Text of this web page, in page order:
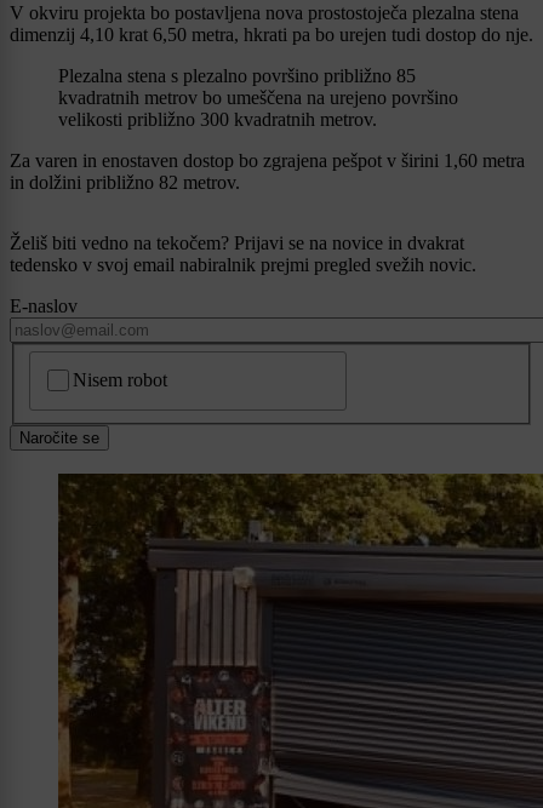
V okviru projekta bo postavljena nova prostostoječa plezalna stena
dimenzij 4,10 krat 6,50 metra, hkrati pa bo urejen tudi dostop do nje.
Plezalna stena s plezalno površino približno 85
kvadratnih metrov bo umeščena na urejeno površino
velikosti približno 300 kvadratnih metrov.
Za varen in enostaven dostop bo zgrajena pešpot v širini 1,60 metra
in dolžini približno 82 metrov.
Želiš biti vedno na tekočem? Prijavi se na novice in dvakrat
tedensko v svoj email nabiralnik prejmi pregled svežih novic.
E-naslov
Nisem robot
Naročite se